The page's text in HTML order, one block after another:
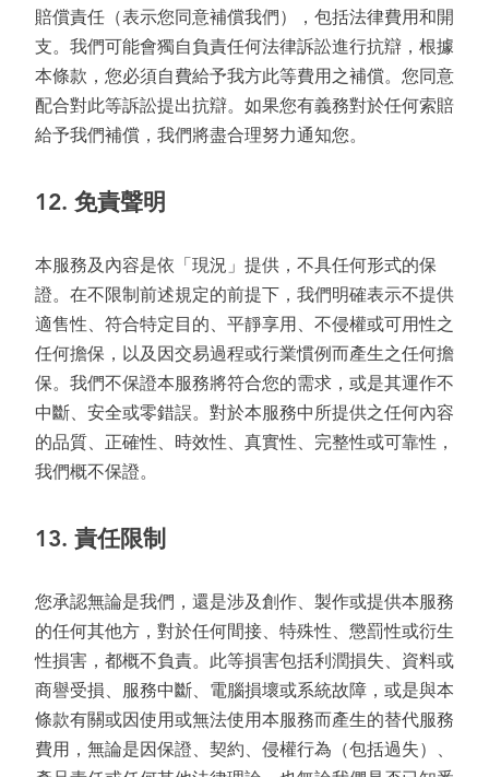
賠償責任（表示您同意補償我們），包括法律費用和開
支。我們可能會獨自負責任何法律訴訟進行抗辯，根據
本條款，您必須自費給予我方此等費用之補償。您同意
配合對此等訴訟提出抗辯。如果您有義務對於任何索賠
給予我們補償，我們將盡合理努力通知您。
12. 免責聲明
本服務及內容是依「現況」提供，不具任何形式的保
證。在不限制前述規定的前提下，我們明確表示不提供
適售性、符合特定目的、平靜享用、不侵權或可用性之
任何擔保，以及因交易過程或行業慣例而產生之任何擔
保。我們不保證本服務將符合您的需求，或是其運作不
中斷、安全或零錯誤。對於本服務中所提供之任何內容
的品質、正確性、時效性、真實性、完整性或可靠性，
我們概不保證。
13. 責任限制
您承認無論是我們，還是涉及創作、製作或提供本服務
的任何其他方，對於任何間接、特殊性、懲罰性或衍生
性損害，都概不負責。此等損害包括利潤損失、資料或
商譽受損、服務中斷、電腦損壞或系統故障，或是與本
條款有關或因使用或無法使用本服務而產生的替代服務
費用，無論是因保證、契約、侵權行為（包括過失）、